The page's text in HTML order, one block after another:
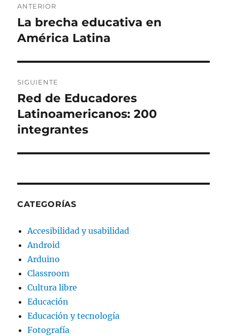
de
entradas
ANTERIOR
Entrada
anterior:
La brecha educativa en
América Latina
SIGUIENTE
Entrada
siguiente:
Red de Educadores
Latinoamericanos: 200
integrantes
CATEGORÍAS
Accesibilidad y usabilidad
Android
Arduino
Classroom
Cultura libre
Educación
Educación y tecnología
Fotografía